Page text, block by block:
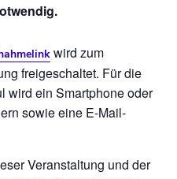
wird zum
freigeschaltet. Für die
wird ein Smartphone oder
sowie eine E-Mail-
Veranstaltung und der